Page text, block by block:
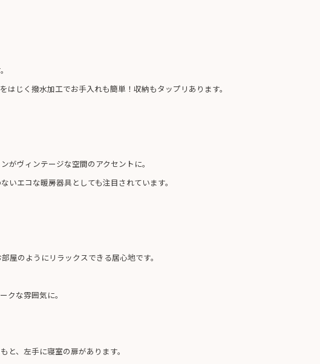
じく撥水加工でお手入れも簡単！収納もタップリあります。
がヴィンテージな空間のアクセントに。
いエコな暖房器具としても注目されています。
屋のようにリラックスできる居心地です。
クな雰囲気に。
と、左手に寝室の扉があります。